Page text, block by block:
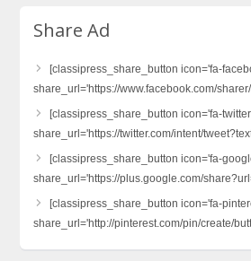
Share Ad
[classipress_share_button icon='fa-
share_url='https://www.facebook.com/
[classipress_share_button icon='fa-
share_url='https://twitter.com/intent/
[classipress_share_button icon='fa-
share_url='https://plus.google.com/
[classipress_share_button icon='fa-
share_url='http://pinterest.com/pin/create/